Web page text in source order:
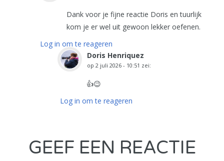
Dank voor je fijne reactie Doris en tuurlijk
kom je er wel uit gewoon lekker oefenen.
Log in om te reageren
Doris Henriquez
op 2 juli 2026 - 10:51 zei:
👍😉
Log in om te reageren
GEEF EEN REACTIE